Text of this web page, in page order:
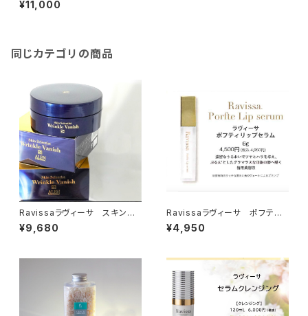
¥11,000
同じカテゴリの商品
Ravissaラヴィーサ スキンサ
イエンティスト リンクルバニッシ
ュ 2枚×32セット
¥9,680
Ravissaラヴィーサ ポフティリ
ップセラム 6g
¥4,950